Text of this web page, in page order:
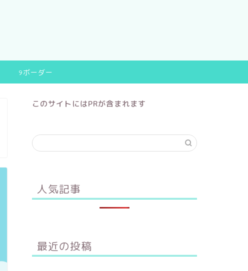
9ボーダー
このサイトにはPRが含まれます
人気記事
最近の投稿